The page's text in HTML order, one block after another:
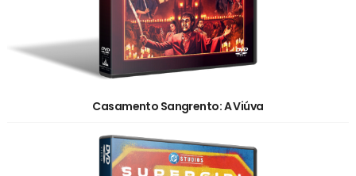
Casamento Sangrento: A Viúva